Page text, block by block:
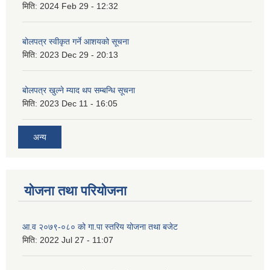
मिति: 2024 Feb 29 - 12:32
बोलपत्र स्वीकृत गर्ने आशयको सूचना
मिति: 2023 Dec 29 - 20:13
बोलपत्र खुल्ने म्याद थप सम्बन्धि सूचना
मिति: 2023 Dec 11 - 16:05
अन्य
योजना तथा परियोजना
आ.व २०७९-०८० को गा.पा स्तरिय योजना तथा बजेट
मिति: 2022 Jul 27 - 11:07